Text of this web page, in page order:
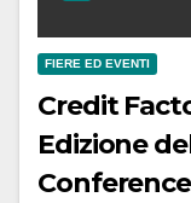
FIERE ED EVENTI
Credit
Edizione